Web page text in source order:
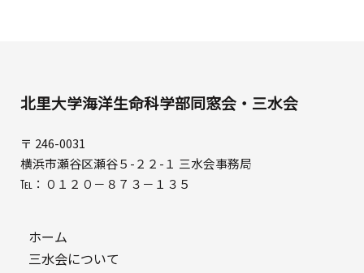
北里大学海洋生命科学部同窓会・三水会
〒 246-0031
横浜市瀬谷区瀬谷５-２２-１ 三水会事務局
℡：０１２０－８７３－１３５
ホーム
三水会について